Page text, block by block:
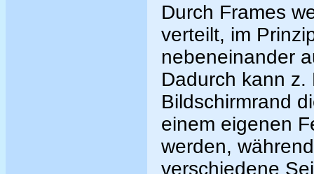
Durch Frames
verteilt, im
nebeneinander
Dadurch kann
Bildschirmrand
einem eigenen
werden,
verschiedene